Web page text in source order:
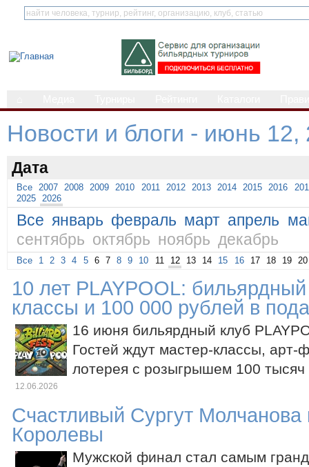
Новости и блоги - июнь 12,
Дата
Все 2007 2008 2009 2010 2011 2012 2013 2014 2015 2016
2025
2026
Все январь февраль март апрель
сентябрь октябрь ноябрь декабрь
Все 1 2 3 4 5 6 7 8 9 10 11 12 13 14 15 16 17 18 19 20
10 лет PLAYPOOL:
классы и 100 000 рублей в
16 июня бильярдный клуб
Гостей ждут мастер-классы, арт-
лотерея с розыгрышем 100
12.06.2026
Счастливый Сургут
Королевы
Мужской финал стал самым